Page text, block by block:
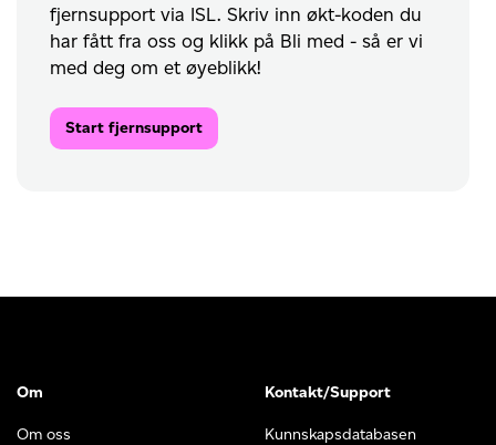
fjernsupport via ISL. Skriv inn økt-koden du
har fått fra oss og klikk på Bli med - så er vi
med deg om et øyeblikk!
Start fjernsupport
Om
Om oss
Kontakt/Support
Kunnskapsdatabasen